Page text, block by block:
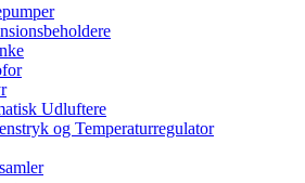
Udluftere
og Temperaturregulator